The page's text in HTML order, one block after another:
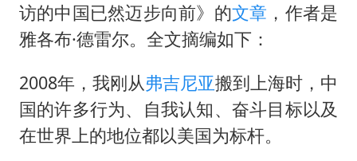
胡彦斌获《歌手2026》歌王
美股存储板块集体大跌
U17国足点球大战淘汰河床晋级决赛
东航：国内客票提前14天免费退改
访的中国已然迈步向前》的文章 ，作者是
雅各布·德雷尔。全文摘编如下：
2008年，我刚从弗吉尼亚搬到上海时，中
国的许多行为、自我认知、奋斗目标以及
在世界上的地位都以美国为标杆。